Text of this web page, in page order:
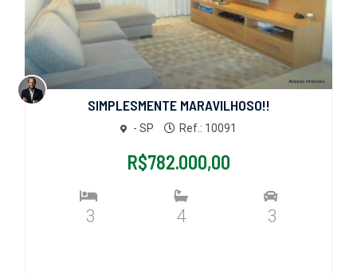
SIMPLESMENTE MARAVILHOSO!!
- SP Ref.: 10091
R$782.000,00
3 4 3